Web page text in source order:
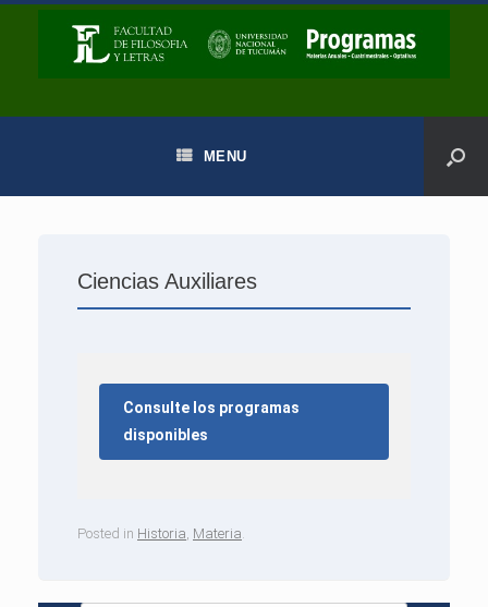
MENU
Ciencias Auxiliares
Consulte los programas
disponibles
Posted in Historia Materia